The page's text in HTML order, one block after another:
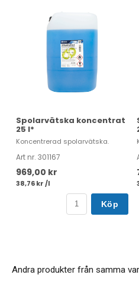
Spolarvätska koncentrat
25 l*
Koncentrerad spolarvätska.
Art nr. 301167
969,00 kr
38,76 kr /l
Köp
Andra produkter från samma